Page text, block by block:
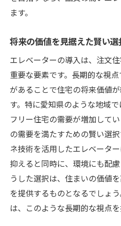
ます。
将来の価値を見据えた賢い選
エレベーターの導入は、注文
重要な要素です。長期的な視
があることで住宅の将来価値
す。特に愛知県のような地域
フリー住宅の需要が増加して
の需要を満たすための賢い選
ネ技術を活用したエレベータ
抑えると同時に、環境にも配
うした選択は、住まいの価値
を提供するものとなるでしょ
は、このような長期的な視点を